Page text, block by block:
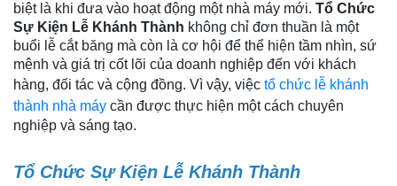
biệt là khi đưa vào hoạt động một nhà máy mới. Tổ Chức
Sự Kiện Lễ Khánh Thành không chỉ đơn thuần là một
buổi lễ cắt băng mà còn là cơ hội để thể hiện tầm nhìn, sứ
mệnh và giá trị cốt lõi của doanh nghiệp đến với khách
hàng, đối tác và cộng đồng. Vì vậy, việc tổ chức lễ khánh
thành nhà máy cần được thực hiện một cách chuyên
nghiệp và sáng tạo.
Tổ Chức Sự Kiện Lễ Khánh Thành